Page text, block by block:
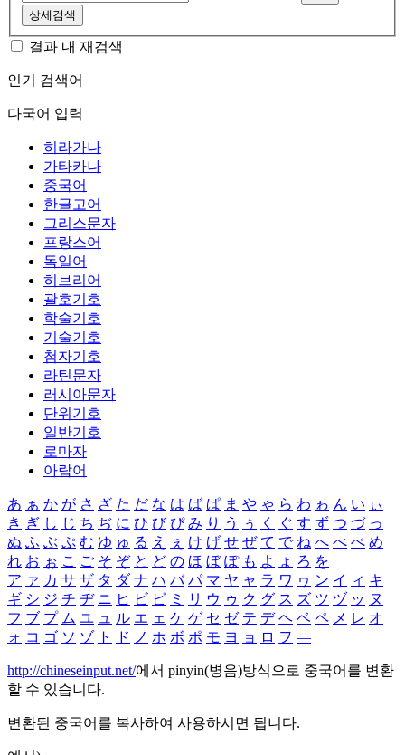
상세검색
결과 내 재검색
인기 검색어
다국어 입력
히라가나
가타카나
중국어
한글고어
그리스문자
프랑스어
독일어
히브리어
괄호기호
학술기호
기술기호
첨자기호
라틴문자
러시아문자
단위기호
일반기호
로마자
아랍어
あ ぁ か が さ ざ た だ な は ば ぱ ま や ゃ ら わ ゎ ん い ぃ
き ぎ し じ ち ぢ に ひ び ぴ み り う ぅ く ぐ す ず つ づ っ
ぬ ふ ぶ ぷ む ゆ ゅ る え ぇ け げ せ ぜ て で ね へ べ ぺ め
れ お ぉ こ ご そ ぞ と ど の ほ ぼ ぽ も よ ょ ろ を
ア ァ カ サ ザ タ ダ ナ ハ バ パ マ ヤ ャ ラ ワ ヮ ン イ ィ キ
ギ シ ジ チ ヂ ニ ヒ ビ ピ ミ リ ウ ゥ ク グ ス ズ ツ ヅ ッ ヌ
フ ブ プ ム ユ ュ ル エ ェ ケ ゲ セ ゼ テ デ ヘ ベ ペ メ レ オ
ォ コ ゴ ソ ゾ ト ド ノ ホ ボ ポ モ ヨ ョ ロ ヲ ―
http://chineseinput.net/에서 pinyin(병음)방식으로 중국어를 변환
할 수 있습니다.
변환된 중국어를 복사하여 사용하시면 됩니다.